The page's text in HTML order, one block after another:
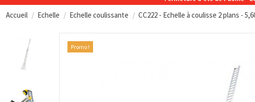
Accueil Echelle Echelle coulissante CC222 - Echelle à coulisse 2 plans -
Promo !